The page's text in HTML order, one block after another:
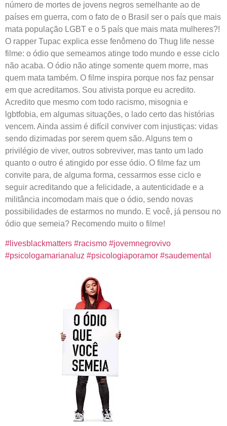
número de mortes de jovens negros semelhante ao de
países em guerra, com o fato de o Brasil ser o país que mais
mata população LGBT e o 5 país que mais mata mulheres?!
O rapper Tupac explica esse fenômeno do Thug life nesse
filme: o ódio que semeamos atinge todo mundo e esse ciclo
não acaba. O ódio não atinge somente quem morre, mas
quem mata também. O filme inspira porque nos faz pensar
em que acreditamos. Sou ativista porque eu acredito.
Acredito que mesmo com todo racismo, misognia e
lgbtfobia, em algumas situações, o lado certo das histórias
vencem. Ainda assim é difícil conviver com injustiças: vidas
sendo dizimadas por serem quem são. Alguns tem o
privilégio de viver, outros sobreviver, mas tanto um lado
quanto o outro é atingido por esse ódio. O filme faz um
convite para, de alguma forma, cessarmos esse ciclo e
seguir acreditando que a felicidade, a autenticidade e a
militância incomodam mais que o ódio, sendo novas
possibilidades de estarmos no mundo. E você, já pensou no
ódio que semeia? Recomendo muito o filme!
#livesblackmatters #racismo #jovemnegrovivo
#psicologamarianaluz #psicologiaporamor #saudemental